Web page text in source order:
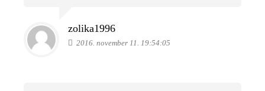
zolika1996
2016. november 11. 19:54:05